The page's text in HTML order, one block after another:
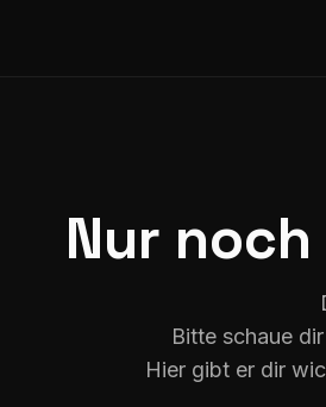
Nur noch
Bitte schaue
Hier gibt er dir